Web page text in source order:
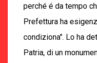
perché é da tempo
Prefettura ha
condiziona". Lo ha
Patria, di un